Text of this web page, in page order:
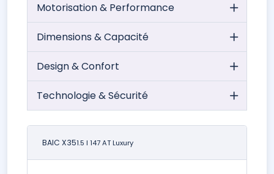
Motorisation & Performance
Dimensions & Capacité
Design & Confort
Technologie & Sécurité
BAIC X351.5 l 147 AT Luxury